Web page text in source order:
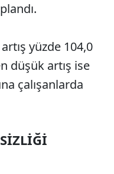
yüzde 104,0
düşük artış ise
çalışanlarda